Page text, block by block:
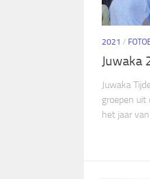
2021 /
Juwaka
Juwaka
groepen uit
het jaar